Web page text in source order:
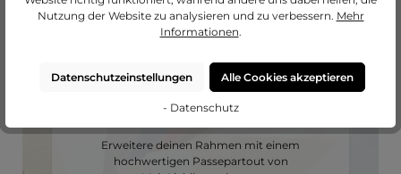
Passendes Passepartout?
Erweitere deinen Rahmen mit einem
hochwertigen Passepartout von
Nutzung der Website zu analysieren und zu verbessern. Mehr
Informationen.
Datenschutzeinstellungen Alle Cookies akzeptieren
- Datenschutz